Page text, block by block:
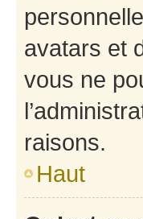
avatars et
vous ne
raisons.
Haut